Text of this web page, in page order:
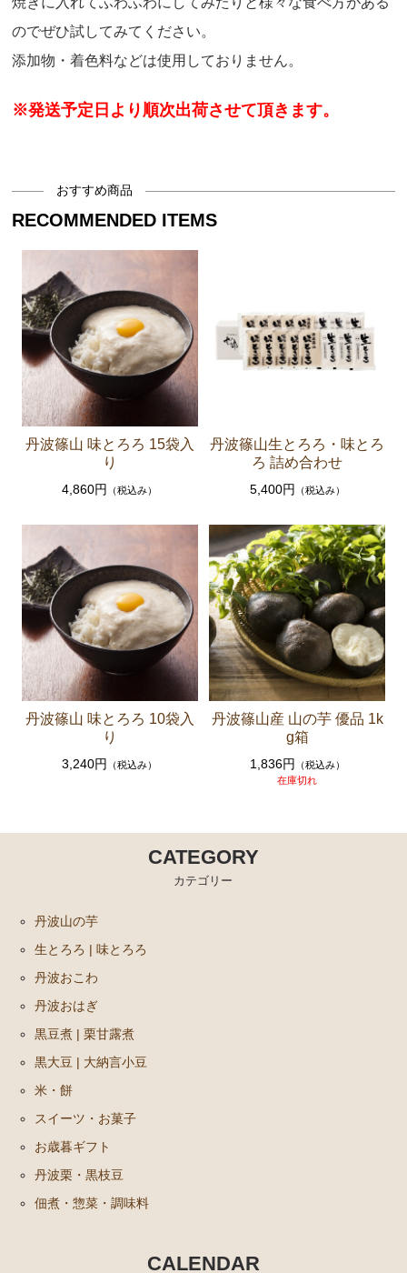
のでぜひ試してみてください。
添加物・着色料などは使用しておりません。
※発送予定日より順次出荷させて頂きます。
おすすめ商品
RECOMMENDED ITEMS
丹波篠山 味とろろ 15袋入
り
4,860円 （税込み）
丹波篠山生とろろ・味とろ
ろ 詰め合わせ
5,400円 （税込み）
丹波篠山 味とろろ 10袋入
り
3,240円 （税込み）
丹波篠山産 山の芋 優品 1k
g箱
1,836円
（税込み）
在庫切れ
CATEGORY
カテゴリー
丹波山の芋
生とろろ | 味とろろ
丹波おこわ
丹波おはぎ
黒豆煮 | 栗甘露煮
黒大豆 | 大納言小豆
米・餅
スイーツ・お菓子
お歳暮ギフト
丹波栗・黒枝豆
佃煮・惣菜・調味料
CALENDAR